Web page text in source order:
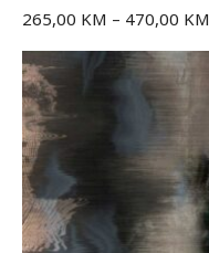
265,00 KM – 470,00 KM